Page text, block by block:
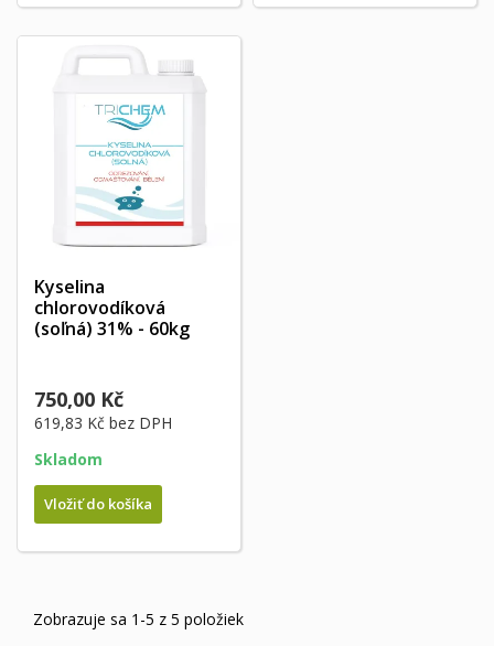
Kyselina
chlorovodíková
(soľná) 31% - 60kg
750,00 Kč
619,83 Kč bez DPH
Skladom
Vložiť do košíka
Zobrazuje sa 1-5 z 5 položiek